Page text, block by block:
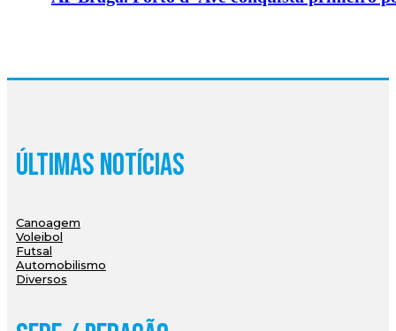
Últimas Notícias
Canoagem
Voleibol
Futsal
Automobilismo
Diversos